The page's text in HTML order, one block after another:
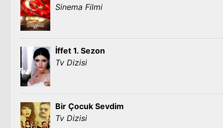
Sinema Filmi
İffet 1. Sezon
Tv Dizisi
Bir Çocuk Sevdim
Tv Dizisi